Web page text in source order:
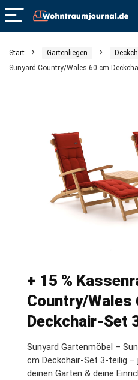
Start Gartenliegen
Sunyard Country/Wales 60 cm
+ 15 %
Country/Wales
Deckchair-Set
Sunyard Gartenmöbel –
cm Deckchair-Set 3-teilig
deinen Garten & deine